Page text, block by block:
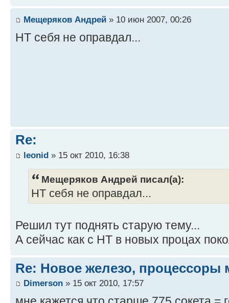
Мещеряков Андрей » 10 июн 2007, 00:26
HT себя не оправдал...
Re:
leonid » 15 окт 2010, 16:38
Мещеряков Андрей писал(а):
HT себя не оправдал...
Решил тут поднять старую тему...
А сейчас как с НТ в новых процах
Re: Новое железо, процессоры
Dimerson » 15 окт 2010, 17:57